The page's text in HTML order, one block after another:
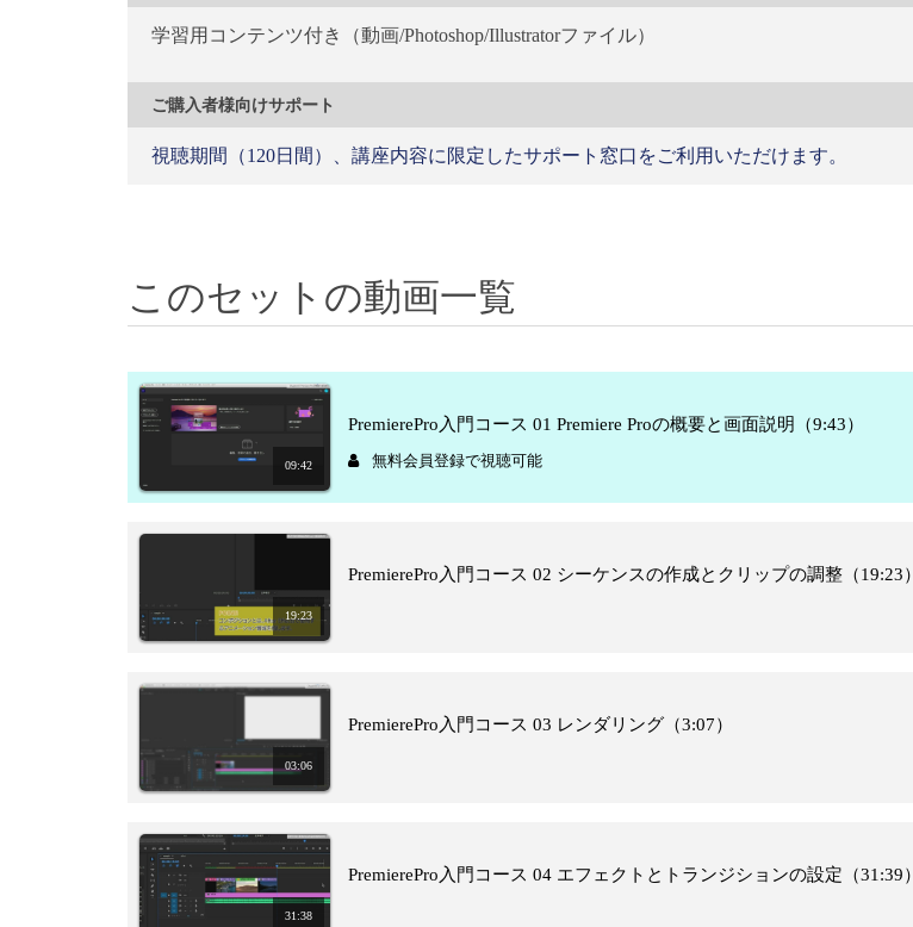
学習用コンテンツ付き（動画/Photoshop/Illustratorファイル）
ご購入者様向けサポート
視聴期間（120日間）、講座内容に限定したサポート窓口をご利用いただけます。
このセットの動画一覧
09:42
PremierePro入門コース 01 Premiere Proの概要と画面説明（9:43）
無料会員登録で視聴可能
19:23
PremierePro入門コース 02 シーケンスの作成とクリップの調整（19:23）
03:06
PremierePro入門コース 03 レンダリング（3:07）
31:38
PremierePro入門コース 04 エフェクトとトランジションの設定（31:39）